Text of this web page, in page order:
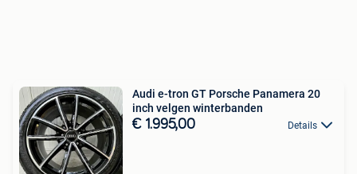
Audi e-tron GT Porsche Panamera 20
inch velgen winterbanden
€ 1.995,00 Details